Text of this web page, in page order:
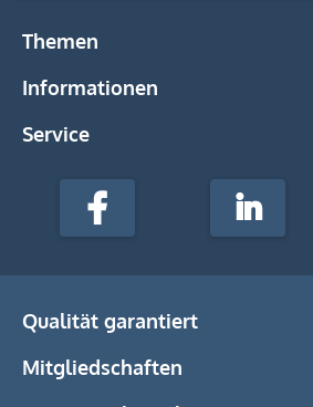
Themen
Informationen
Service
stempel-
Media
Facebook LinkedIn
Qualität garantiert
Mitgliedschaften